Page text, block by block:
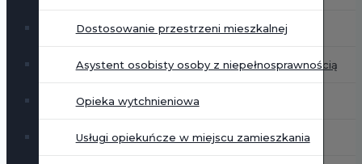
Dostosowanie przestrzeni mieszkalnej
Asystent osobisty osoby z niepełnosprawnością
Opieka wytchnieniowa
Usługi opiekuńcze w miejscu zamieszkania